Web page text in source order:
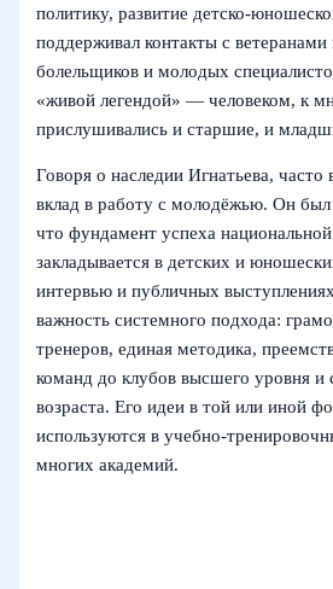
политику, развитие детско-
поддерживал контакты с
болельщиков и молодых
«живой легендой» — человеком, к
прислушивались и старшие, и
Говоря о наследии Игнатьева, часто
вклад в работу с молодёжью. Он был
что фундамент успеха
закладывается в детских и
интервью и публичных
важность системного подхода:
тренеров, единая методика,
команд до клубов высшего уровня и
возраста. Его идеи в той или иной
используются в учебно-
многих академий.